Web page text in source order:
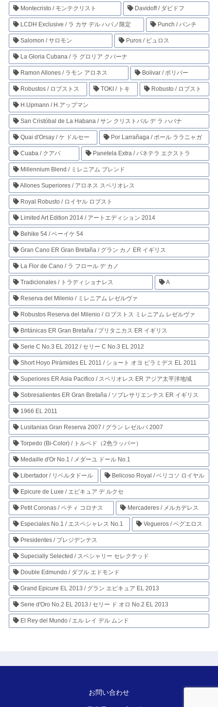
Montecristo / モンテクリスト Davidoff / ダビドフ
LCDH Exclusive / ラ カサ デル ハバノ限定 Punch / パンチ
Salomon / サロモン Puros / ピュロス
La Gloria Cubana / ラ グロリア クバーナ
Ramon Allones / ラモン アロネス Bolivar / ボリバー
Robustos / ロブストス TOKI / トキ Robusto / ロブスト
H.Upmann / H.アップマン
San Cristóbal de La Habana / サン クリストバル デ ラ ハバナ
Quai d'Orsay / ケ ドルセー Por Larrañaga / ポール ララニャガ
Cuaba / クアバ Panetela Extra / パネテラ エクストラ
Millennium Blend / ミレニアム ブレンド
Allones Superiores / アロネス スペリオレス
Royal Robusto / ロイヤル ロブスト
Limited Art Edition 2014 / アートエディション 2014
Behike 54 / ベーイケ 54
Gran Cano ER Gran Bretaña / グラン カノ ER イギリス
La Flor de Cano / ラ フロール デ カノ
Tradicionales / トラディショナレス A
Reserva del Milenio / ミレニアム レゼルヴァ
Robustos Reserva del Milenio / ロブストス ミレニアム レゼルヴァ
Británicas ER Gran Bretaña / ブリタニカス ER イギリス
Serie C No.3 EL 2012 / セリー C No.3 EL 2012
Short Hoyo Pirámides EL 2011 / ショート オヨ ピラミデス EL 2011
Superiores ER Asia Pacifico / スペリオレス ER アジア太平洋地域
Sobresalientes ER Gran Bretaña / ソブレサリエンテス ER イギリス
1966 EL 2011
Lusitanias Gran Reserva 2007 / グラン レゼルバ 2007
Torpedo (Bi-Color) / トルペド（2色ラッパー）
Medaille d'Or No.1 / メダーユ ドール No.1
Libertador / リベルタドール Belicoso Royal / ベリコソ ロイヤル
Epicure de Luxe / エピキュア デ ルクセ
Petit Coronas / ペティ コロナス Mercaderes / メルカデレス
Especiales No.1 / エスペシャレス No.1 Vegueros / ベグエロス
Presidentes / プレジデンテス
Supecially Selected / スペシャリー セレクテッド
Double Edmundo / ダブル エドモンド
Grand Epicure EL 2013 / グラン エピキュア EL 2013
Serie d'Oro No.2 EL 2013 / セリー ド オロ No.2 EL 2013
El Rey del Mundo / エル レイ デル ムンド
お問い合わせ